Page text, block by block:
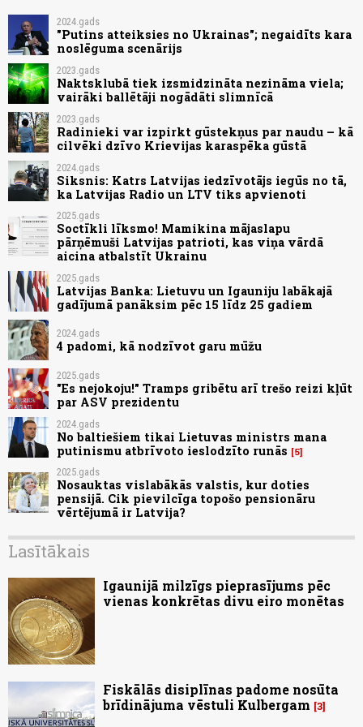
2024.gads
"Putins atteiksies no Ukrainas"; negaidīts kara
noslēguma scenārijs
2023.gads
Naktsklubā tiek izsmidzināta nezināma viela;
vairāki ballētāji nogādāti slimnīcā
2023.gads
Radinieki var izpirkt gūstekņus par naudu – kā
cilvēki dzīvo Krievijas karaspēka gūstā
2024.gads
Siksnis: Katrs Latvijas iedzīvotājs iegūs no tā,
ka Latvijas Radio un LTV tiks apvienoti
2025.gads
Soctīkli līksmo! Mamikina mājaslapu
pārņēmuši Latvijas patrioti, kas viņa vārdā
aicina atbalstīt Ukrainu
2025.gads
Latvijas Banka: Lietuvu un Igauniju labākajā
gadījumā panāksim pēc 15 līdz 25 gadiem
2024.gads
4 padomi, kā nodzīvot garu mūžu
2025.gads
"Es nejokoju!" Tramps gribētu arī trešo reizi kļūt
par ASV prezidentu
2024.gads
No baltiešiem tikai Lietuvas ministrs mana
putinismu atbrīvoto ieslodzīto runās
5
2025.gads
Nosauktas vislabākās valstis, kur doties
pensijā. Cik pievilcīga topošo pensionāru
vērtējumā ir Latvija?
Lasītākais
Igaunijā milzīgs pieprasījums pēc
vienas konkrētas divu eiro monētas
Fiskālās disiplīnas padome nosūta
brīdinājuma vēstuli Kulbergam 3